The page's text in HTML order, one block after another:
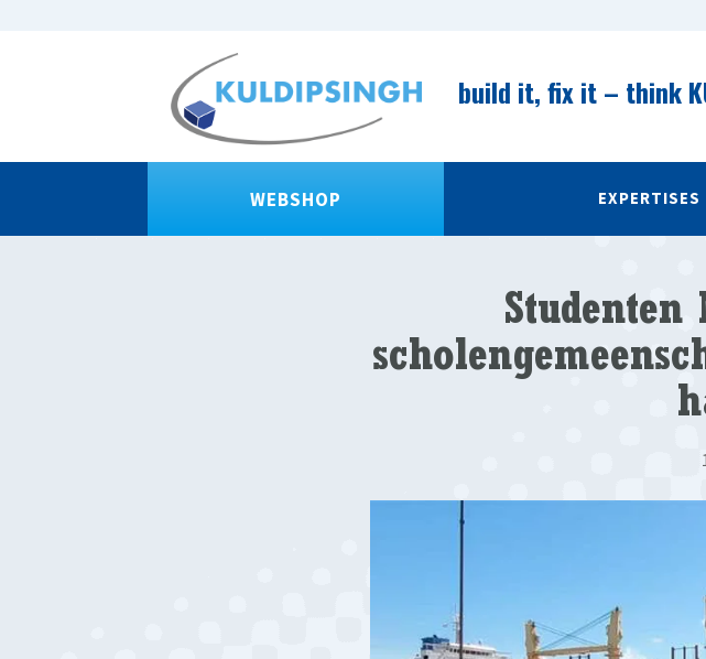
build it, fix it – think
WEBSHOP EXPERTISES
Studenten